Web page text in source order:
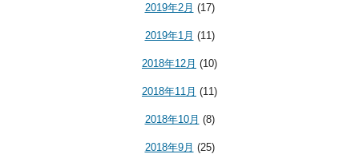
2019年2月 (17)
2019年1月 (11)
2018年12月 (10)
2018年11月 (11)
2018年10月 (8)
2018年9月 (25)